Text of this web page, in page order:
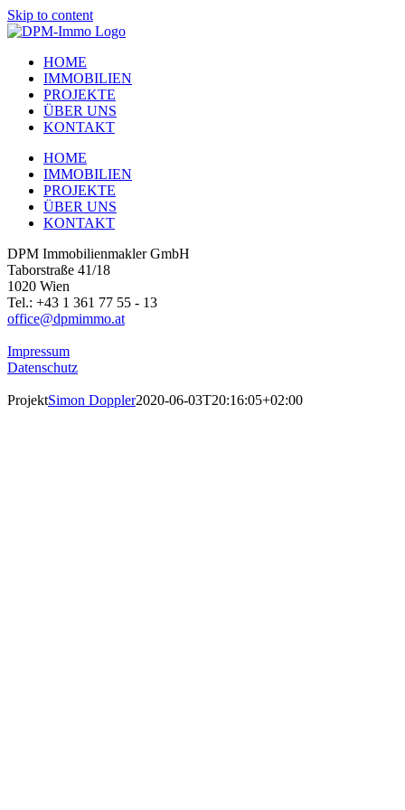
Skip to content
HOME
IMMOBILIEN
PROJEKTE
ÜBER UNS
KONTAKT
HOME
IMMOBILIEN
PROJEKTE
ÜBER UNS
KONTAKT
DPM Immobilienmakler GmbH
Taborstraße 41/18
1020 Wien
Tel.: +43 1 361 77 55 - 13
office@dpmimmo.at
Impressum
Datenschutz
ProjektSimon Doppler2020-06-03T20:16:05+02:00